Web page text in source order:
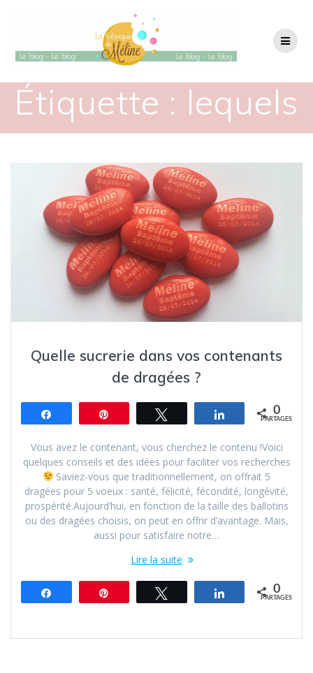
contenu
Étiquette : lequels
Quelle sucrerie dans vos contenants
de dragées ?
Partagez 0
PARTAGES
Vous avez le contenant, vous cherchez le contenu !Voici
quelques conseils et des idées pour faciliter vos recherches
Saviez-vous que traditionnellement, on offrait 5
dragées pour 5 voeux : santé, félicité, fécondité, longévité,
prospérité.Aujourd’hui, en fonction de la taille des ballotins
ou des dragées choisis, on peut en offrir d’avantage. Mais,
aussi pour satisfaire notre…
Lire la suite
Partagez 0
PARTAGES